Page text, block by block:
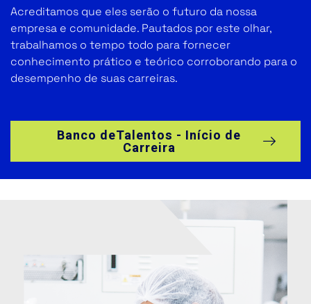
Acreditamos que eles serão o futuro da nossa
empresa e comunidade. Pautados por este olhar,
trabalhamos o tempo todo para fornecer
conhecimento prático e teórico corroborando para o
desempenho de suas carreiras.
Banco deTalentos - Início de
Carreira